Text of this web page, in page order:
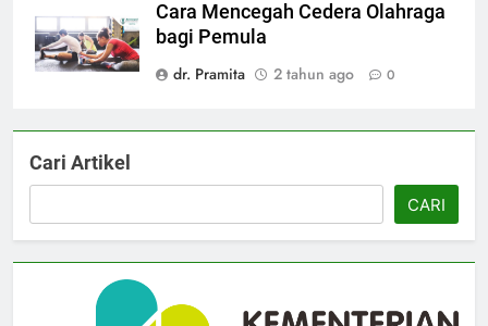
Cara Mencegah Cedera Olahraga
bagi Pemula
dr. Pramita
2 tahun ago 0
Cari Artikel
CARI